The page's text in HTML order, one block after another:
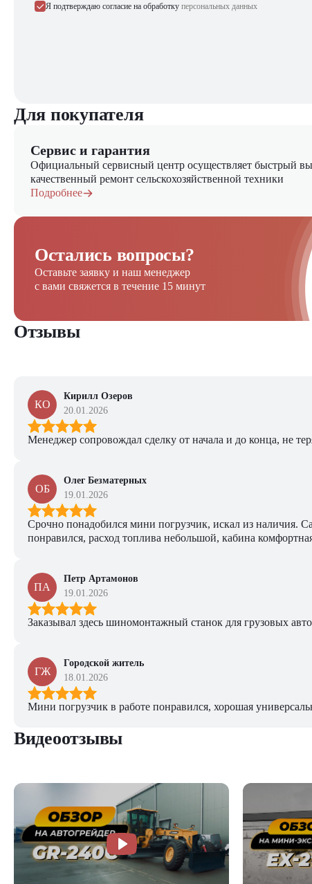
Я подтверждаю согласие на обработку персональных данных
Для покупателя
Сервис и гарантия
Официальный сервисный центр осуществляет быстрый
качественный ремонт сельскохозяйственной техники
Подробнее
Остались вопросы?
Оставьте заявку и наш менеджер
с вами свяжется в течение 15 минут
Отзывы
КО
Кирилл Озеров
20.01.2026
Менеджер сопровождал сделку от начала и до конца, не
ОБ
Олег Безматерных
19.01.2026
Срочно понадобился мини погрузчик, искал из наличия.
понравился, расход топлива небольшой, кабина
ПА
Петр Артамонов
19.01.2026
Заказывал здесь шиномонтажный станок для грузовых
ГЖ
Городской житель
18.01.2026
Мини погрузчик в работе понравился, хорошая
Видеоотзывы